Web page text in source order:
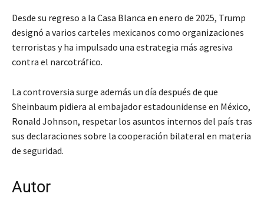
Desde su regreso a la Casa Blanca en enero de 2025, Trump
designó a varios carteles mexicanos como organizaciones
terroristas y ha impulsado una estrategia más agresiva
contra el narcotráfico.
La controversia surge además un día después de que
Sheinbaum pidiera al embajador estadounidense en México,
Ronald Johnson, respetar los asuntos internos del país tras
sus declaraciones sobre la cooperación bilateral en materia
de seguridad.
Autor